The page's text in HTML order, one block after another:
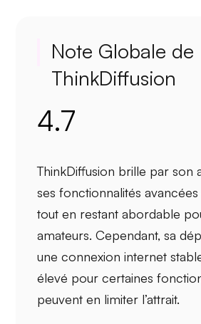
Note Globale de
ThinkDiffusion
4.7
ThinkDiffusion brille par son
sesfonctionnalités avancées
tout en restant abordable
amateurs. Cependant, sa
une connexion internet
élevé pour certaines
peuvent en limiter l’attrait.